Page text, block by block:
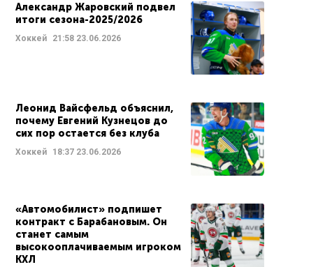
Александр Жаровский подвел
итоги сезона-2025/2026
Хоккей 21:58 23.06.2026
Леонид Вайсфельд объяснил,
почему Евгений Кузнецов до
сих пор остается без клуба
Хоккей 18:37 23.06.2026
«Автомобилист» подпишет
контракт с Барабановым. Он
станет самым
высокооплачиваемым игроком
КХЛ